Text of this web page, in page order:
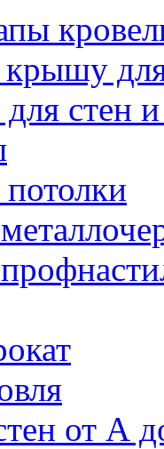
стен
от А